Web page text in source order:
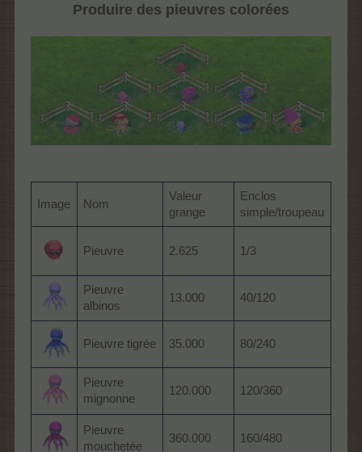
Produire des pieuvres colorées
Image Nom
Valeur
grange
Enclos
simple/troupeau
Pieuvre 2.625 1/3
Pieuvre
albinos
13.000 40/120
Pieuvre tigrée 35.000 80/240
Pieuvre
mignonne
120.000 120/360
Pieuvre
mouchetée
360.000 160/480